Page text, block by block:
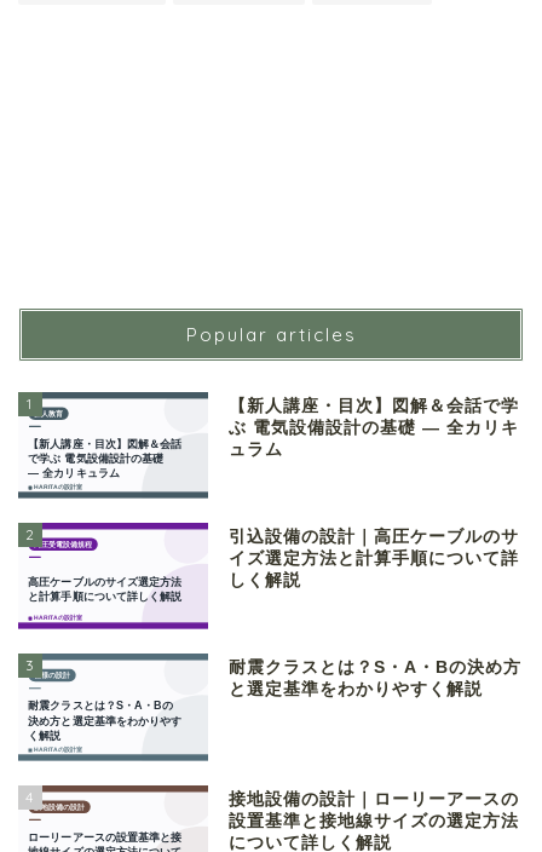
Popular articles
1
【新人講座・目次】図解＆会話で学
ぶ 電気設備設計の基礎 ― 全カリキ
ュラム
2
引込設備の設計｜高圧ケーブルのサ
イズ選定方法と計算手順について詳
しく解説
3
耐震クラスとは？S・A・Bの決め方
と選定基準をわかりやすく解説
4
接地設備の設計｜ローリーアースの
設置基準と接地線サイズの選定方法
について詳しく解説